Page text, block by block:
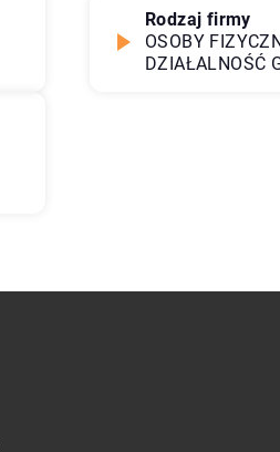
Rodzaj firmy
OSOBY
DZIAŁALNOŚĆ